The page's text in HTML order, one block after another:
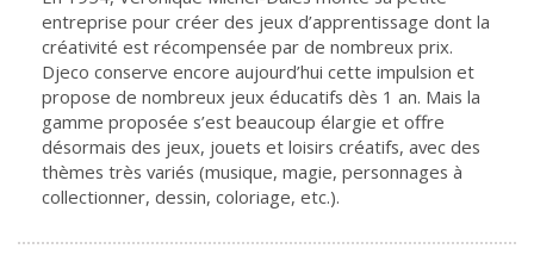
entreprise pour créer des jeux d’apprentissage dont la
créativité est récompensée par de nombreux prix.
Djeco conserve encore aujourd’hui cette impulsion et
propose de nombreux jeux éducatifs dès 1 an. Mais la
gamme proposée s’est beaucoup élargie et offre
désormais des jeux, jouets et loisirs créatifs, avec des
thèmes très variés (musique, magie, personnages à
collectionner, dessin, coloriage, etc.).